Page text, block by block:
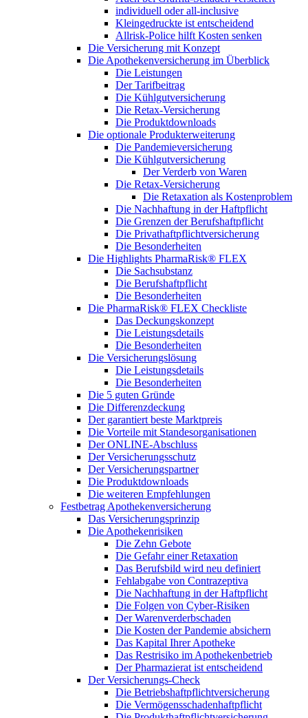
individuell oder all-inclusive
Kleingedruckte ist entscheidend
Allrisk-Police hilft Kosten senken
Die Versicherung mit Konzept
Die Apothekenversicherung im Überblick
Die Leistungen
Der Tarifbeitrag
Die Kühlgutversicherung
Die Retax-Versicherung
Die Produktdownloads
Die optionale Produkterweiterung
Die Pandemieversicherung
Die Kühlgutversicherung
Der Verderb von Waren
Die Retax-Versicherung
Die Retaxation als Kostenproblem
Die Nachhaftung in der Haftpflicht
Die Grenzen der Berufshaftpflicht
Die Privathaftpflichtversicherung
Die Besonderheiten
Die Highlights PharmaRisk® FLEX
Die Sachsubstanz
Die Berufshaftpflicht
Die Besonderheiten
Die PharmaRisk® FLEX Checkliste
Das Deckungskonzept
Die Leistungsdetails
Die Besonderheiten
Die Versicherungslösung
Die Leistungsdetails
Die Besonderheiten
Die 5 guten Gründe
Die Differenzdeckung
Der garantiert beste Marktpreis
Die Vorteile mit Standesorganisationen
Der ONLINE-Abschluss
Der Versicherungsschutz
Der Versicherungspartner
Die Produktdownloads
Die weiteren Empfehlungen
Festbetrag Apothekenversicherung
Das Versicherungsprinzip
Die Apothekenrisiken
Die Zehn Gebote
Die Gefahr einer Retaxation
Das Berufsbild wird neu definiert
Fehlabgabe von Contrazeptiva
Die Nachhaftung in der Haftpflicht
Die Folgen von Cyber-Risiken
Der Warenverderbschaden
Die Kosten der Pandemie absichern
Das Kapital Ihrer Apotheke
Das Restrisiko im Apothekenbetrieb
Der Pharmazierat ist entscheidend
Der Versicherungs-Check
Die Betriebshaftpflichtversicherung
Die Vermögensschadenhaftpflicht